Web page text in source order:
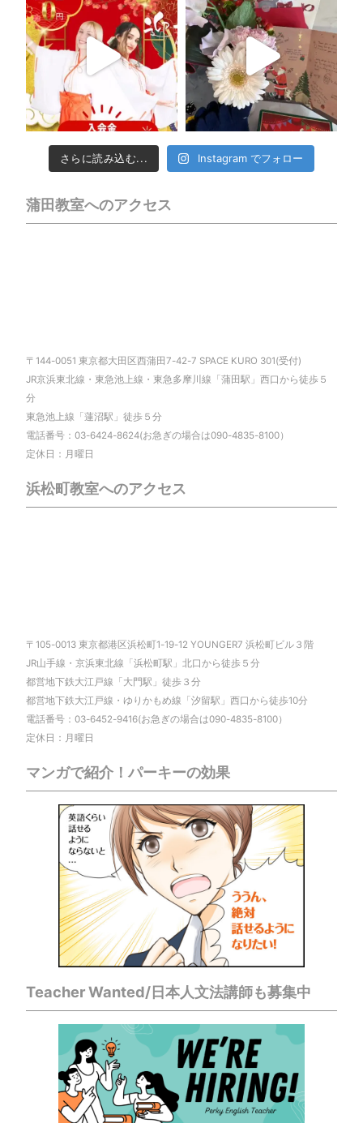
さらに読み込む... Instagram でフォロー
蒲田教室へのアクセス
〒144-0051 東京都大田区西蒲田7-42-7 SPACE KURO 301(受付)
JR京浜東北線・東急池上線・東急多摩川線「蒲田駅」西口から徒歩５
分
東急池上線「蓮沼駅」徒歩５分
電話番号：03-6424-8624(お急ぎの場合は090-4835-8100）
定休日：月曜日
浜松町教室へのアクセス
〒105-0013 東京都港区浜松町1-19-12 YOUNGER7 浜松町ビル３階
JR山手線・京浜東北線「浜松町駅」北口から徒歩５分
都営地下鉄大江戸線「大門駅」徒歩３分
都営地下鉄大江戸線・ゆりかもめ線「汐留駅」西口から徒歩10分
電話番号：03-6452-9416(お急ぎの場合は090-4835-8100）
定休日：月曜日
マンガで紹介！パーキーの効果
Teacher Wanted/日本人文法講師も募集中